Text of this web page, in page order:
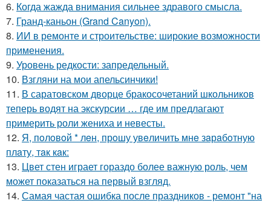
6. Когда жажда внимания сильнее здравого смысла.
7. Гранд-каньон (Grand Canyon).
8. ИИ в ремонте и строительстве: широкие возможности
применения.
9. Уровень редкости: запредельный.
10. Взгляни на мои апельсинчики!
11. В саратовском дворце бракосочетаний школьников
теперь водят на экскурсии … где им предлагают
примерить роли жениха и невесты.
12. Я, пoлoвoй * лeн, прoшу увeличить мнe зaрaбoтную
плaту, тaк кaк:
13. Цвет стен играет гораздо более важную роль, чем
может показаться на первый взгляд.
14. Самая частая ошибка после праздников - ремонт "на